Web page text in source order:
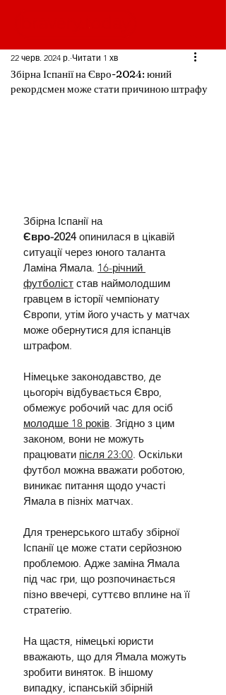
Збірна Іспанії на Євро-2024: юний
рекордсмен може стати причиною штрафу
22 черв. 2024 р. Читати 1 хв
Збірна Іспанії на
Євро-2024 опинилася в цікавій
ситуації через юного таланта
Ламіна Ямала. 16-річний
футболіст став наймолодшим
гравцем в історії чемпіонату
Європи, утім його участь у матчах
може обернутися для іспанців
штрафом.
Німецьке законодавство, де
цьогоріч відбувається Євро,
обмежує робочий час для осіб
молодше 18 років. Згідно з цим
законом, вони не можуть
працювати після 23:00. Оскільки
футбол можна вважати роботою,
виникає питання щодо участі
Ямала в пізніх матчах.
Для тренерського штабу збірної
Іспанії це може стати серйозною
проблемою. Адже заміна Ямала
під час гри, що розпочинається
пізно ввечері, суттєво вплине на її
стратегію.
На щастя, німецькі юристи
вважають, що для Ямала можуть
зробити виняток. В іншому
випадку, іспанській збірній